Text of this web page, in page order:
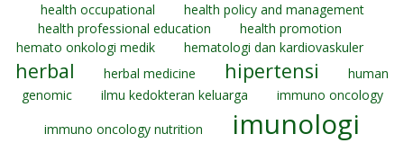
health occupational
health policy and management
health professional education
health promotion
hemato onkologi medik
hematologi dan kardiovaskuler
herbal herbal medicine hipertensi
human
genomic
ilmu kedokteran keluarga
immuno oncology
immuno oncology nutrition
imunologi